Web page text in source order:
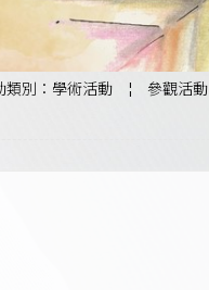
類別：學術活動 ¦ 參觀活動